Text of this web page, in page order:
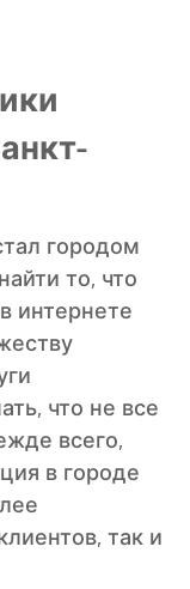
городом
то, что
интернете
что не все
всего,
в городе
так и